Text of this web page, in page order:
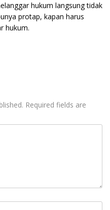
hukum langsung tidak
protap, kapan harus
hukum.
Required fields are